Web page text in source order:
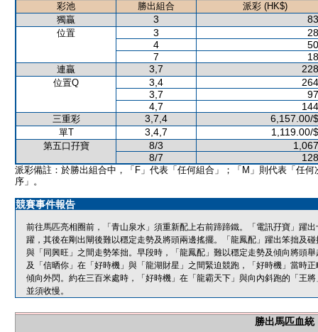
彩池 勝出組合
派彩 (HK$)
獨贏
3
位置 3
4
7
連贏 3,7
位置Q 3,4
3,7
4,7
三重彩 3,7,4 6,157.00/
單T 3,4,7 1,119.00/
第五口孖寶 8/3
8/7
派彩備註：於勝出組合中，「F」代表「任何組合」；「M」則代表「任何
序」。
競賽事件報告
前往馬匹亮相圈前，「青山泉水」須重新配上右前蹄蹄鐵。「電訊孖寶」躍
躍，其後在剛出閘後難以穩定走勢及將頭兩邊搖擺。「龍鳳配」躍出笨拙及
與「同興旺」之間走勢笨拙。早段時，「龍鳳配」難以穩定走勢及傾向將頭
及「信晒你」在「好時機」與「龍湖財星」之間緊迫競跑，「好時機」當時
傾向外閃。約在三百米處時，「好時機」在「龍霸天下」與向內斜跑的「王
並須收慢。
勝出馬匹血統